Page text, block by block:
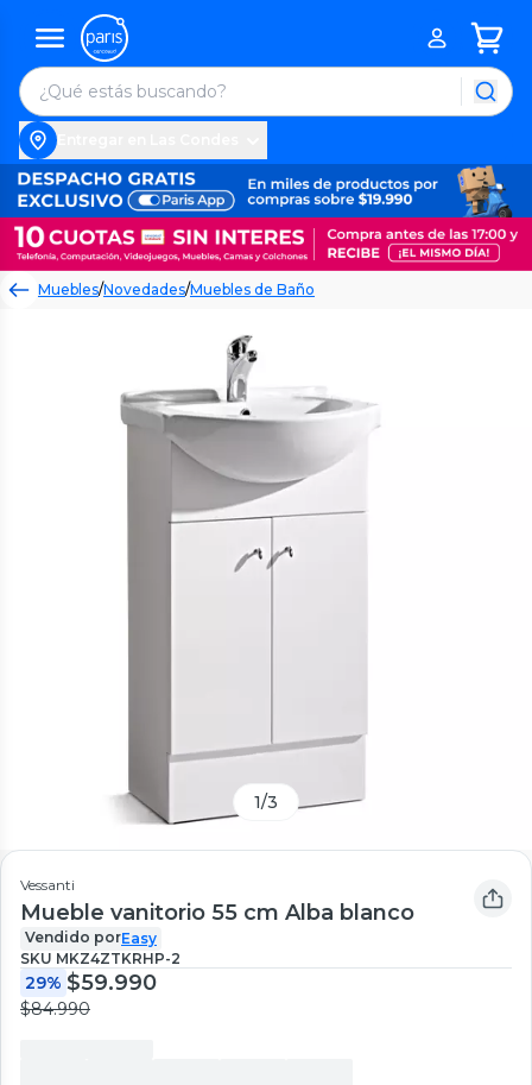
Muebles/Novedades/Muebles de Baño
1/3
Vessanti
Mueble vanitorio 55 cm Alba blanco
Vendido porEasy
SKU MKZ4ZTKRHP-2
29% $59.990
$84.990